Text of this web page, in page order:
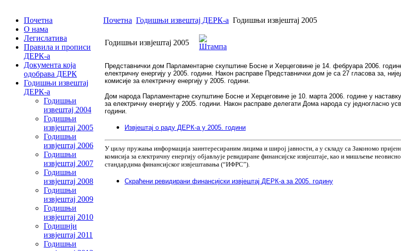
Почетна
О нама
Легислатива
Правила и прописи
ДЕРК-а
Документа која
одобрава ДЕРК
Годишњи извештај
ДЕРК-а
Годишњи
извештај 2004
Годишњи
извjештај 2005
Годишњи
извjештај 2006
Годишњи
извjештај 2007
Годишњи
извjештај 2008
Годишњи
извјештај 2009
Годишњи
извјештај 2010
Годишнји
извјештај 2011
Годишњи
Почетна Годишњи извештај ДЕРК-а Годишњи извjештај 2005
Годишњи извјештај 2005
Представнички дом Парламентарне скупштине Босне и Херцеговине је 14. фебруара 2006.
електричну енергију у 2005. години. Након расправе Представнички дом је са 27 гласова за,
комисије за електричну енергију у 2005. години.
Дом народа Парламентарне скупштине Босне и Херцеговине је 10. марта 2006. године у
за електричну енергију у 2005. години. Након расправе делегати Дома народа су једногласно
години.
Извјештај о раду ДЕРК-а у 2005. години
У циљу пружања информација заинтересираним лицима и широј јавности, а у складу са Закономо
комисија за електричну енергију објављује ревидиране финансијске извјештаје, као и мишљење
стандардима финансијског извјештавања (“ИФРС”).
Скраћени ревидирани финансијски извјештај ДЕРК-а за 2005. годину